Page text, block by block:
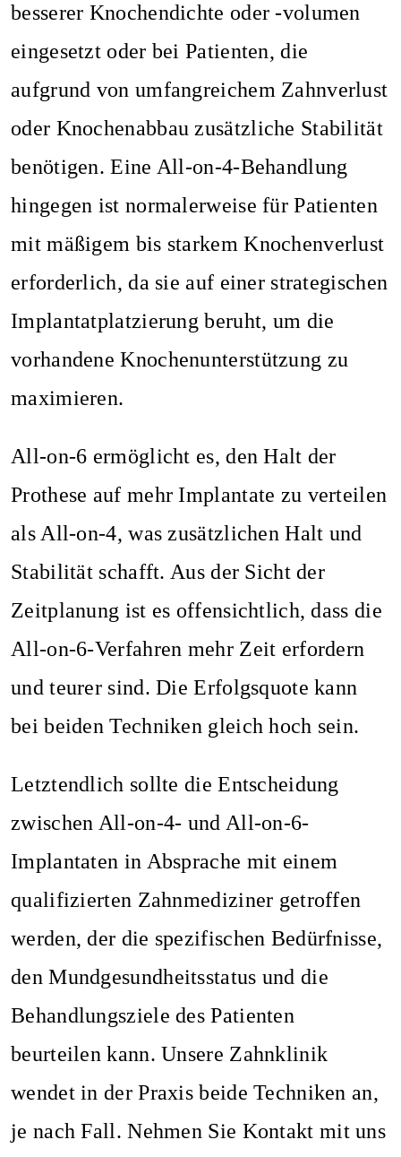
besserer Knochendichte oder -volumen
eingesetzt oder bei Patienten, die
aufgrund von umfangreichem Zahnverlust
oder Knochenabbau zusätzliche Stabilität
benötigen. Eine All-on-4-Behandlung
hingegen ist normalerweise für Patienten
mit mäßigem bis starkem Knochenverlust
erforderlich, da sie auf einer strategischen
Implantatplatzierung beruht, um die
vorhandene Knochenunterstützung zu
maximieren.
All-on-6 ermöglicht es, den Halt der
Prothese auf mehr Implantate zu verteilen
als All-on-4, was zusätzlichen Halt und
Stabilität schafft. Aus der Sicht der
Zeitplanung ist es offensichtlich, dass die
All-on-6-Verfahren mehr Zeit erfordern
und teurer sind. Die Erfolgsquote kann
bei beiden Techniken gleich hoch sein.
Letztendlich sollte die Entscheidung
zwischen All-on-4- und All-on-6-
Implantaten in Absprache mit einem
qualifizierten Zahnmediziner getroffen
werden, der die spezifischen Bedürfnisse,
den Mundgesundheitsstatus und die
Behandlungsziele des Patienten
beurteilen kann. Unsere Zahnklinik
wendet in der Praxis beide Techniken an,
je nach Fall.Nehmen Sie Kontakt mit uns